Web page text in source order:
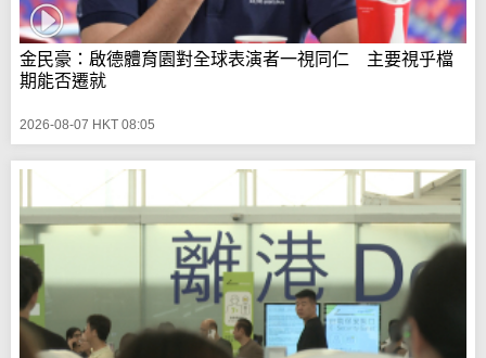
金民豪：啟德體育園對全球表演者一視同仁 主要視乎檔
期能否遷就
2026-08-07 HKT 08:05